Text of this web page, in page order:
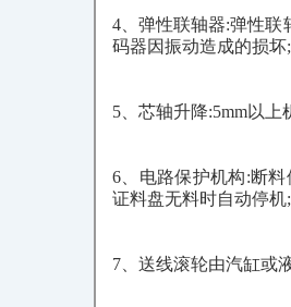
4、弹性联轴器:弹性联
码器因振动造成的损
5、芯轴升降:5mm以
6、电路保护机构:断
证料盘无料时自动停
7、送线滚轮由汽缸或